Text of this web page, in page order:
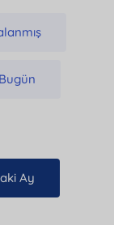
Bugün
Ay